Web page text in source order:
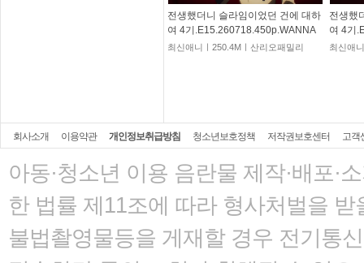
전생했더니 슬라임이었던 건에 대하
여 4기.E15.260718.450p.WANNA
최신애니ㅣ250.4Mㅣ산리오패밀리
전생했
여 4기
최신애
회사소개 이용약관 개인정보취급방침 청소년보호정책 저작권보호센터 고객
아동·청소년 이용 음란물 제작·배포·
한 법률 제11조에 따라 형사처벌을 받
불법촬영물등을 게재할 경우 전기통